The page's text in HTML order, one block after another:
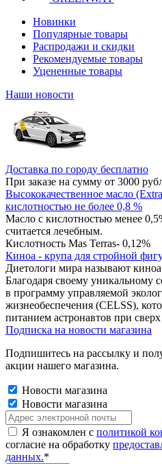
Новинки
Популярные товары
Распродажи и скидки
Рекомендуемые товары
Уцененные товары
Наши новости
Доставка по городу бесплатно
При заказе на сумму от 3000
Высококачественное масло
кислотностью не более 0,8 %
Масло с кислотностью менее
считается лечебным.
Кислотность Mas Terras- 0,12%
Киноа - крупа для стройной
Диетологи мира называют
Благодаря своему уникальному
в программу управляемой
жизнеобеспечения (CELSS),
питанием астронавтов при
Подписка на новости магазина
Подпишитесь на рассылку и
акции нашего магазина.
Новости магазина
Новости магазина
Я ознакомлен с политикой
согласие на обработку
данных.*